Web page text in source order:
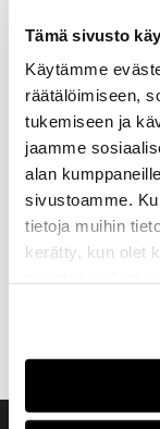
Tämä sivusto
Käytämme
räätälöimiseen,
tukemiseen ja
jaamme
alan
sivustoamme.
tietoja muihin
kerätty, kun olet